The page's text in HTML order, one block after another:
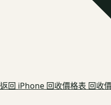
返回 iPhone 回收價格表 回收